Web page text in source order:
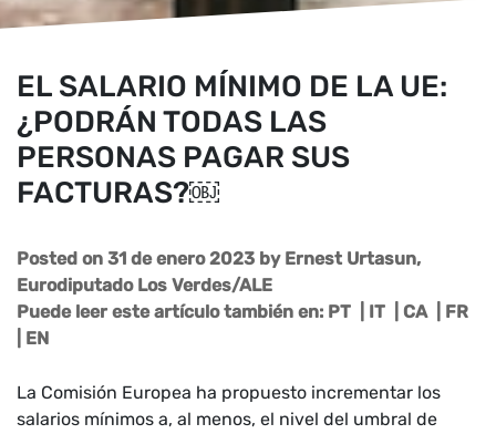
EL SALARIO MÍNIMO DE LA UE:
¿PODRÁN TODAS LAS
PERSONAS PAGAR SUS
FACTURAS?￼
Posted on 31 de enero 2023 by Ernest Urtasun,
Eurodiputado Los Verdes/ALE
Puede leer este artículo también en: PT IT CA| FR
EN
La Comisión Europea ha propuesto incrementar los
salarios mínimos a, al menos, el nivel del umbral de